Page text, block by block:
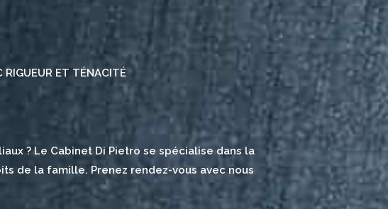
RIGUEUR ET TÉNACITÉ
? Le Cabinet Di Pietro se spécialise dans la
de la famille. Prenez rendez-vous avec nous